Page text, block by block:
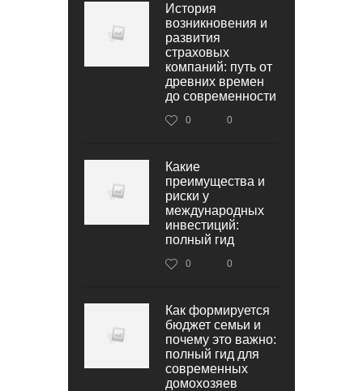
История
возникновения и
развития
страховых
компаний: путь от
древних времен
до современности
0 0
Какие
преимущества и
риски у
международных
инвестиций:
полный гид
0 0
Как формируется
бюджет семьи и
почему это важно:
полный гид для
современных
домохозяев